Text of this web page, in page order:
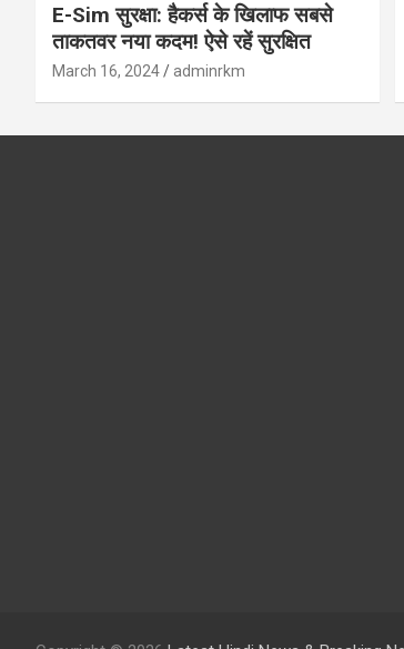
E-Sim सुरक्षा: हैकर्स के खिलाफ सबसे
ताकतवर नया कदम! ऐसे रहें सुरक्षित
March 16, 2024 adminrkm